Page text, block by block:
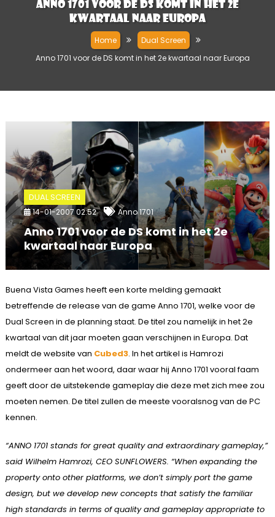
Anno 1701 voor de DS komt in het 2e
kwartaal naar Europa
Home
Dual Screen
Anno 1701 voor de DS komt in het 2e kwartaal naar Europa
DUAL SCREEN
14-01-2007 02:52 Anno 1701
Anno 1701 voor de DS komt in het 2e
kwartaal naar Europa
Buena Vista Games heeft een korte melding gemaakt
betreffende de release van de game Anno 1701, welke voor de
Dual Screen in de planning staat. De titel zou namelijk in het 2e
kwartaal van dit jaar moeten gaan verschijnen in Europa. Dat
meldt de website van Cubed3. In het artikel is Hamrozi
ondermeer aan het woord, daar waar hij Anno 1701 vooral faam
geeft door de uitstekende gameplay die deze met zich mee zou
moeten nemen. De titel zullen de meeste vooralsnog van de PC
kennen.
“ANNO 1701 stands for great quality and extraordinary gameplay,”
said Wilhelm Hamrozi, CEO SUNFLOWERS. “When expanding the
property onto other platforms, we don’t simply port the game
design, but we develop new concepts that satisfy the familiar
high standards in terms of quality and gameplay appropriate to